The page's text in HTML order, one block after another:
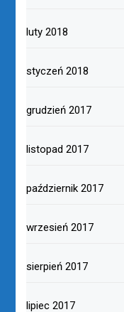
luty 2018
styczeń 2018
grudzień 2017
listopad 2017
październik 2017
wrzesień 2017
sierpień 2017
lipiec 2017